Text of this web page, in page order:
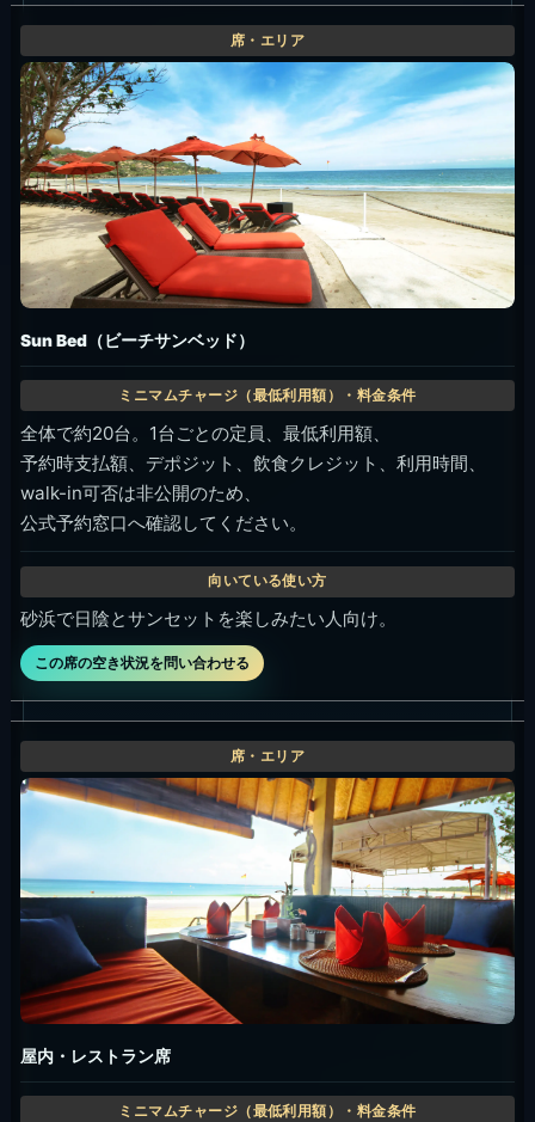
Sun Bed（ビーチサンベッド）
全体で約20台。1台ごとの定員、最低利用額、
予約時支払額、デポジット、飲食クレジット、利用時間、
walk-in可否は非公開のため、
公式予約窓口へ確認してください。
砂浜で日陰とサンセットを楽しみたい人向け。
この席の空き状況を問い合わせる
屋内・レストラン席